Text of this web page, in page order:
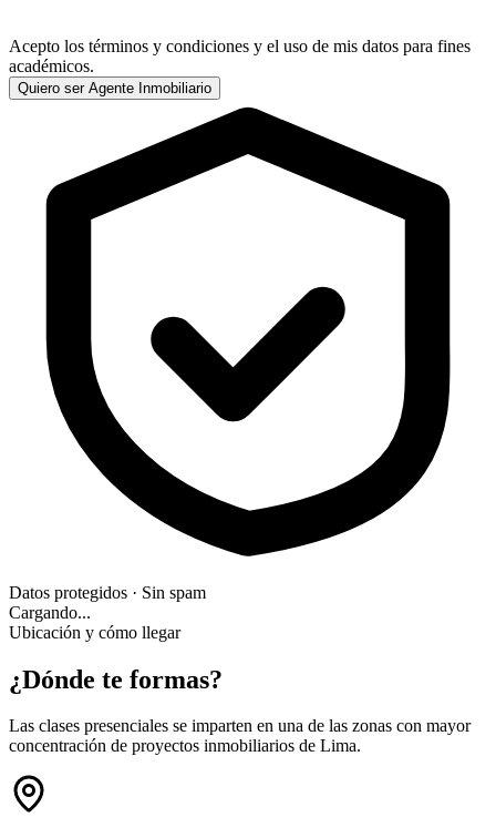
Acepto los términos y condiciones y el uso de mis datos para fines
académicos.
Quiero ser Agente Inmobiliario
Datos protegidos · Sin spam
Cargando...
Ubicación y cómo llegar
¿Dónde te formas?
Las clases presenciales se imparten en una de las zonas con mayor
concentración de proyectos inmobiliarios de Lima.